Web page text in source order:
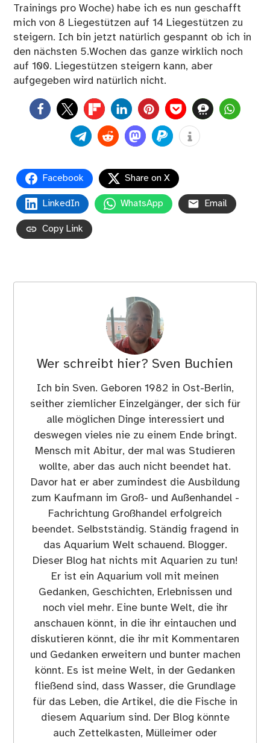
Trainings pro Woche) habe ich es nun geschafft
mich von 8 Liegestützen auf 14 Liegestützen zu
steigern. Ich bin jetzt natürlich gespannt ob ich in
den nächsten 5.Wochen das ganze wirklich noch
auf 100. Liegestützen steigern kann, aber
aufgegeben wird natürlich nicht.
0
Facebook Share on X
LinkedIn WhatsApp Email
Copy Link
Wer schreibt hier? Sven Buchien
Ich bin Sven. Geboren 1982 in Ost-Berlin,
seither ziemlicher Einzelgänger, der sich für
alle möglichen Dinge interessiert und
deswegen vieles nie zu einem Ende bringt.
Mensch mit Abitur, der mal was Studieren
wollte, aber das auch nicht beendet hat.
Davor hat er aber zumindest die Ausbildung
zum Kaufmann im Groß- und Außenhandel -
Fachrichtung Großhandel erfolgreich
beendet. Selbstständig. Ständig fragend in
das Aquarium Welt schauend. Blogger.
Dieser Blog hat nichts mit Aquarien zu tun!
Er ist ein Aquarium voll mit meinen
Gedanken, Geschichten, Erlebnissen und
noch viel mehr. Eine bunte Welt, die ihr
anschauen könnt, in die ihr eintauchen und
diskutieren könnt, die ihr mit Kommentaren
und Gedanken erweitern und bunter machen
könnt. Es ist meine Welt, in der Gedanken
fließend sind, dass Wasser, die Grundlage
für das Leben, die Artikel, die die Fische in
diesem Aquarium sind. Der Blog könnte
auch Zettelkasten, Mülleimer oder